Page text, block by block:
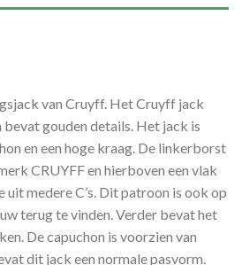
van Cruyff. Het Cruyff jack
gouden details. Het jack is
en een hoge kraag. De linkerborst
CRUYFF en hierboven een vlak
uit medere C’s. Dit patroon is ook op
terug te vinden. Verder bevat het
De capuchon is voorzien van
dit jack een normale pasvorm.